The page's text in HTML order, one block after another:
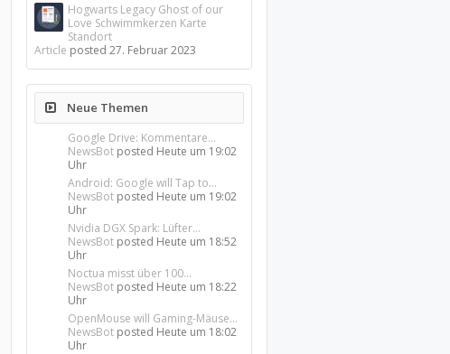
Hogwarts Legacy Ghost of our
Love Schwimmkerzen Karte
Standort
Article posted27. Februar 2023
Neue Themen
Google Drive: Kommentare...
NewsBot posted Heute um 19:02
Uhr
Android: Google will Tap to...
NewsBot posted Heute um 19:02
Uhr
Nvidia DGX Spark: Lüfter...
NewsBot posted Heute um 18:52
Uhr
Noctua misst über 100...
NewsBot posted Heute um 18:22
Uhr
OpenMouse will Gaming-Mäuse...
NewsBot posted Heute um 18:02
Uhr